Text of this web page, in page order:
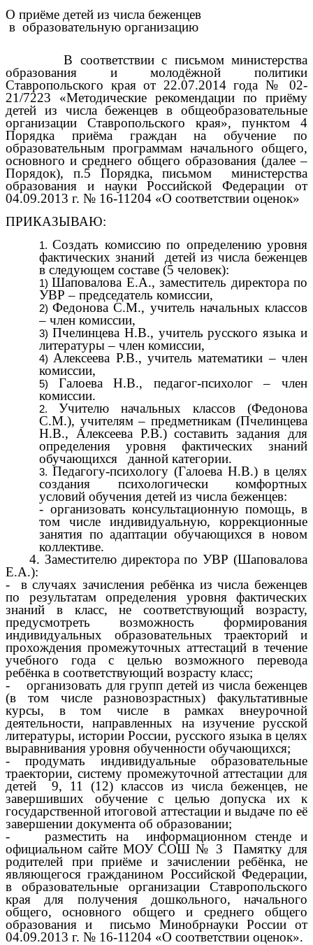
О приёме детей из числа беженцев
в образовательную организацию
В соответствии с письмом министерства
образования и молодёжной политики
Ставропольского края от 22.07.2014 года № 02-
21/7223 «Методические рекомендации по приёму
детей из числа беженцев в общеобразовательные
организации Ставропольского края», пунктом 4
Порядка приёма граждан на обучение по
образовательным программам начального общего,
основного и среднего общего образования (далее –
Порядок), п.5 Порядка, письмом министерства
образования и науки Российской Федерации от
04.09.2013 г. № 16-11204 «О соответствии оценок»
ПРИКАЗЫВАЮ:
Создать комиссию по определению уровня
фактических знаний детей из числа беженцев
в следующем составе (5 человек):
Шаповалова Е.А., заместитель директора по
УВР – председатель комиссии,
Федонова С.М., учитель начальных классов
– член комиссии,
Пчелинцева Н.В., учитель русского языка и
литературы – член комиссии,
Алексеева Р.В., учитель математики – член
комиссии,
Галоева Н.В., педагог-психолог – член
комиссии.
Учителю начальных классов (Федонова
С.М.), учителям – предметникам (Пчелинцева
Н.В., Алексеева Р.В.) составить задания для
определения уровня фактических знаний
обучающихся данной категории.
Педагогу-психологу (Галоева Н.В.) в целях
создания психологически комфортных
условий обучения детей из числа беженцев:
- организовать консультационную помощь, в
том числе индивидуальную, коррекционные
занятия по адаптации обучающихся в новом
коллективе.
4. Заместителю директора по УВР (Шаповалова
Е.А.):
- в случаях зачисления ребёнка из числа беженцев
по результатам определения уровня фактических
знаний в класс, не соответствующий возрасту,
предусмотреть возможность формирования
индивидуальных образовательных траекторий и
прохождения промежуточных аттестаций в течение
учебного года с целью возможного перевода
ребёнка в соответствующий возрасту класс;
- организовать для групп детей из числа беженцев
(в том числе разновозрастных) факультативные
курсы, в том числе в рамках внеурочной
деятельности, направленных на изучение русской
литературы, истории России, русского языка в целях
выравнивания уровня обученности обучающихся;
- продумать индивидуальные образовательные
траектории, систему промежуточной аттестации для
детей 9, 11 (12) классов из числа беженцев, не
завершивших обучение с целью допуска их к
государственной итоговой аттестации и выдаче по её
завершении документа об образовании;
- разместить на информационном стенде и
официальном сайте МОУ СОШ № 3 Памятку для
родителей при приёме и зачислении ребёнка, не
являющегося гражданином Российской Федерации,
в образовательные организации Ставропольского
края для получения дошкольного, начального
общего, основного общего и среднего общего
образования и письмо Минобрнауки России от
04.09.2013 г. № 16-11204 «О соответствии оценок».